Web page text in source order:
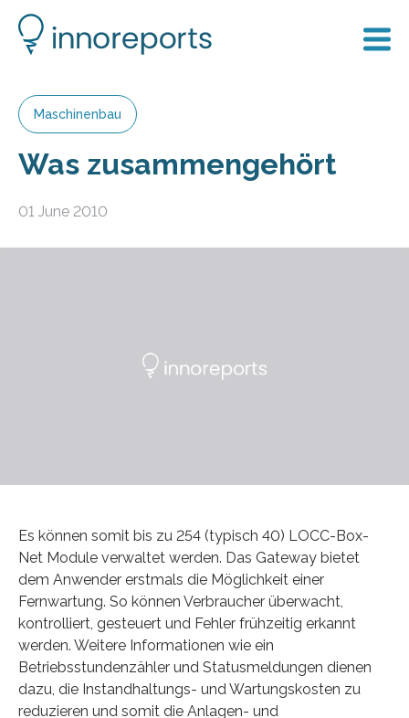
Maschinenbau
Was zusammengehört
01 June 2010
Es können somit bis zu 254 (typisch 40) LOCC-Box-
Net Module verwaltet werden. Das Gateway bietet
dem Anwender erstmals die Möglichkeit einer
Fernwartung. So können Verbraucher überwacht,
kontrolliert, gesteuert und Fehler frühzeitig erkannt
werden. Weitere Informationen wie ein
Betriebsstundenzähler und Statusmeldungen dienen
dazu, die Instandhaltungs- und Wartungskosten zu
reduzieren und somit die Anlagen- und